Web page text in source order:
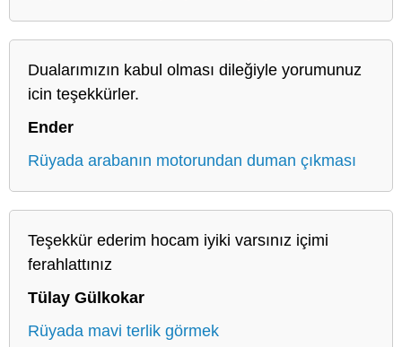
Dualarımızın kabul olması dileğiyle yorumunuz
icin teşekkürler.
Ender
Rüyada arabanın motorundan duman çıkması
Teşekkür ederim hocam iyiki varsınız içimi
ferahlattınız
Tülay Gülkokar
Rüyada mavi terlik görmek